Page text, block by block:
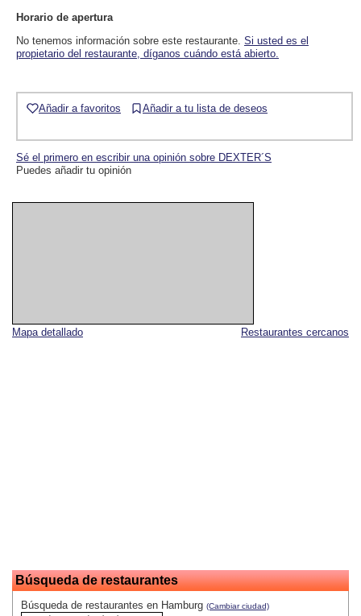
Restaurantes cercanos
Mapa detallado
Búsqueda de restaurantes
Búsqueda de restaurantes en Hamburg (Cambiar ciudad)
Horario de apertura
No tenemos información sobre este restaurante. Si usted es el
propietario del restaurante, díganos cuándo está abierto.
Añadir a favoritos Añadir a tu lista de deseos
Sé el primero en escribir una opinión sobre DEXTER´S
Puedes añadir tu opinión